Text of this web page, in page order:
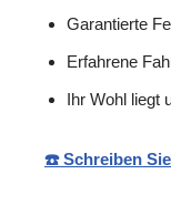
Garantierte
Erfahrene
Ihr Wohl liegt
☎️ Schreiben